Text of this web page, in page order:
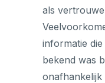
als
informatie
bekend was
onafhankelijk